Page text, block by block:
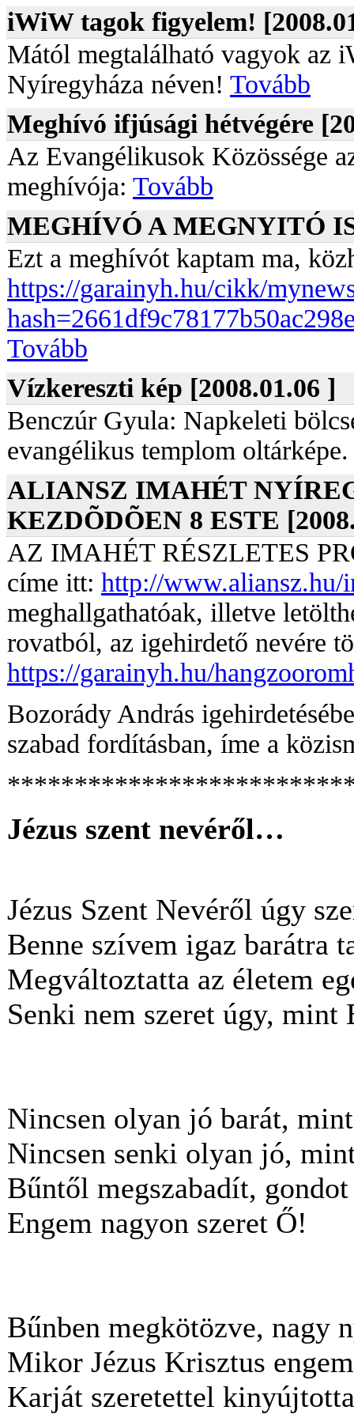
iWiW tagok figyelem!
Mától megtalálható vagyok az
Nyíregyháza néven! Tovább
Meghívó ifjúsági hétvégére
Az Evangélikusok Közössége
meghívója: Tovább
MEGHÍVÓ A MEGNYITÓ
Ezt a meghívót kaptam ma,
https://garainyh.hu/cikk/
Tovább
Vízkereszti kép [2008.01.06 ]
Benczúr Gyula: Napkeleti
evangélikus templom oltárképe.
ALIANSZ IMAHÉT
KEZDÕDÕEN 8 ESTE
AZ IMAHÉT RÉSZLETES
címe itt: http://www.aliansz.hu/
meghallgathatóak, illetve
rovatból, az igehirdető nevére
https://garainyh.hu/
Bozorády András
szabad fordításban, íme a
Jézus szent nevéről…
Jézus Szent Nevéről úgy
Benne szívem igaz barátra
Megváltoztatta az életem
Senki nem szeret úgy, mint
Nincsen olyan jó barát,
Nincsen senki olyan jó,
Bűntől megszabadít,
Engem nagyon szeret Ő!
Bűnben megkötözve, nagy
Mikor Jézus Krisztus
Karját szeretettel